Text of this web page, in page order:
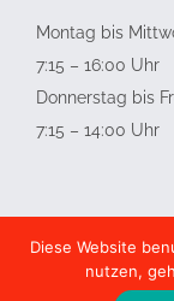
Montag bis
7:15 – 16:00 Uhr
Donnerstag bis
7:15 – 14:00 Uhr
Diese Website
nutzen,